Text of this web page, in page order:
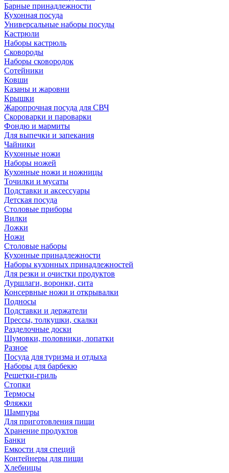
Барные принадлежности
Кухонная посуда
Универсальные наборы посуды
Кастрюли
Наборы кастрюль
Сковороды
Наборы сковородок
Сотейники
Ковши
Казаны и жаровни
Крышки
Жаропрочная посуда для СВЧ
Скороварки и пароварки
Фондю и мармиты
Для выпечки и запекания
Чайники
Кухонные ножи
Наборы ножей
Кухонные ножи и ножницы
Точилки и мусаты
Подставки и аксессуары
Детская посуда
Столовые приборы
Вилки
Ложки
Ножи
Столовые наборы
Кухонные принадлежности
Наборы кухонных принадлежностей
Для резки и очистки продуктов
Дуршлаги, воронки, сита
Консервные ножи и открывалки
Подносы
Подставки и держатели
Прессы, толкушки, скалки
Разделочные доски
Шумовки, половники, лопатки
Разное
Посуда для туризма и отдыха
Наборы для барбекю
Решетки-гриль
Стопки
Термосы
Фляжки
Шампуры
Для приготовления пищи
Хранение продуктов
Банки
Емкости для специй
Контейнеры для пищи
Хлебницы